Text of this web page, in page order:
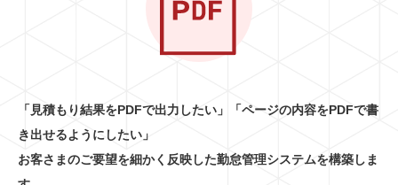
RECRUIT 採用情報
「見積もり結果をPDFで出力したい」「ページの内容をPDFで書
き出せるようにしたい」
お客さまのご要望を細かく反映した勤怠管理システムを構築しま